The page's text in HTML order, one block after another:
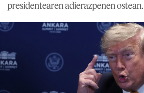
presidentearen adierazpenen ostean.